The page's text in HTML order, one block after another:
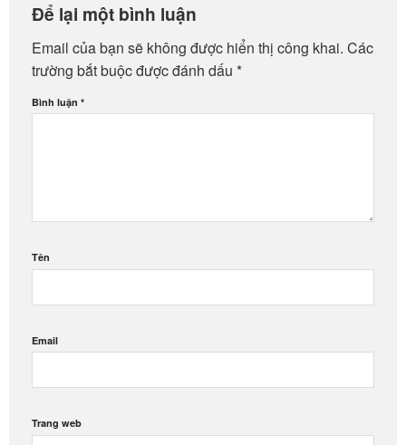
Để lại một bình luận
Email của bạn sẽ không được hiển thị công khai. Các
trường bắt buộc được đánh dấu *
Bình luận *
Tên
Email
Trang web